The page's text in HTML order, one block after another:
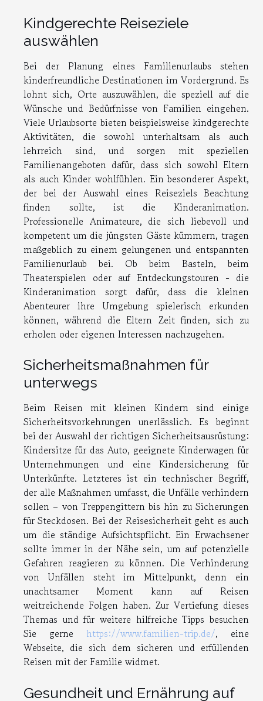
Kindgerechte Reiseziele
auswählen
Bei der Planung eines Familienurlaubs stehen
kinderfreundliche Destinationen im Vordergrund. Es
lohnt sich, Orte auszuwählen, die speziell auf die
Wünsche und Bedürfnisse von Familien eingehen.
Viele Urlaubsorte bieten beispielsweise kindgerechte
Aktivitäten, die sowohl unterhaltsam als auch
lehrreich sind, und sorgen mit speziellen
Familienangeboten dafür, dass sich sowohl Eltern
als auch Kinder wohlfühlen. Ein besonderer Aspekt,
der bei der Auswahl eines Reiseziels Beachtung
finden sollte, ist die Kinderanimation.
Professionelle Animateure, die sich liebevoll und
kompetent um die jüngsten Gäste kümmern, tragen
maßgeblich zu einem gelungenen und entspannten
Familienurlaub bei. Ob beim Basteln, beim
Theaterspielen oder auf Entdeckungstouren - die
Kinderanimation sorgt dafür, dass die kleinen
Abenteurer ihre Umgebung spielerisch erkunden
können, während die Eltern Zeit finden, sich zu
erholen oder eigenen Interessen nachzugehen.
Sicherheitsmaßnahmen für
unterwegs
Beim Reisen mit kleinen Kindern sind einige
Sicherheitsvorkehrungen unerlässlich. Es beginnt
bei der Auswahl der richtigen Sicherheitsausrüstung:
Kindersitze für das Auto, geeignete Kinderwagen für
Unternehmungen und eine Kindersicherung für
Unterkünfte. Letzteres ist ein technischer Begriff,
der alle Maßnahmen umfasst, die Unfälle verhindern
sollen – von Treppengittern bis hin zu Sicherungen
für Steckdosen. Bei der Reisesicherheit geht es auch
um die ständige Aufsichtspflicht. Ein Erwachsener
sollte immer in der Nähe sein, um auf potenzielle
Gefahren reagieren zu können. Die Verhinderung
von Unfällen steht im Mittelpunkt, denn ein
unachtsamer Moment kann auf Reisen
weitreichende Folgen haben. Zur Vertiefung dieses
Themas und für weitere hilfreiche Tipps besuchen
Sie gerne https://www.familien-trip.de/, eine
Webseite, die sich dem sicheren und erfüllenden
Reisen mit der Familie widmet.
Gesundheit und Ernährung auf